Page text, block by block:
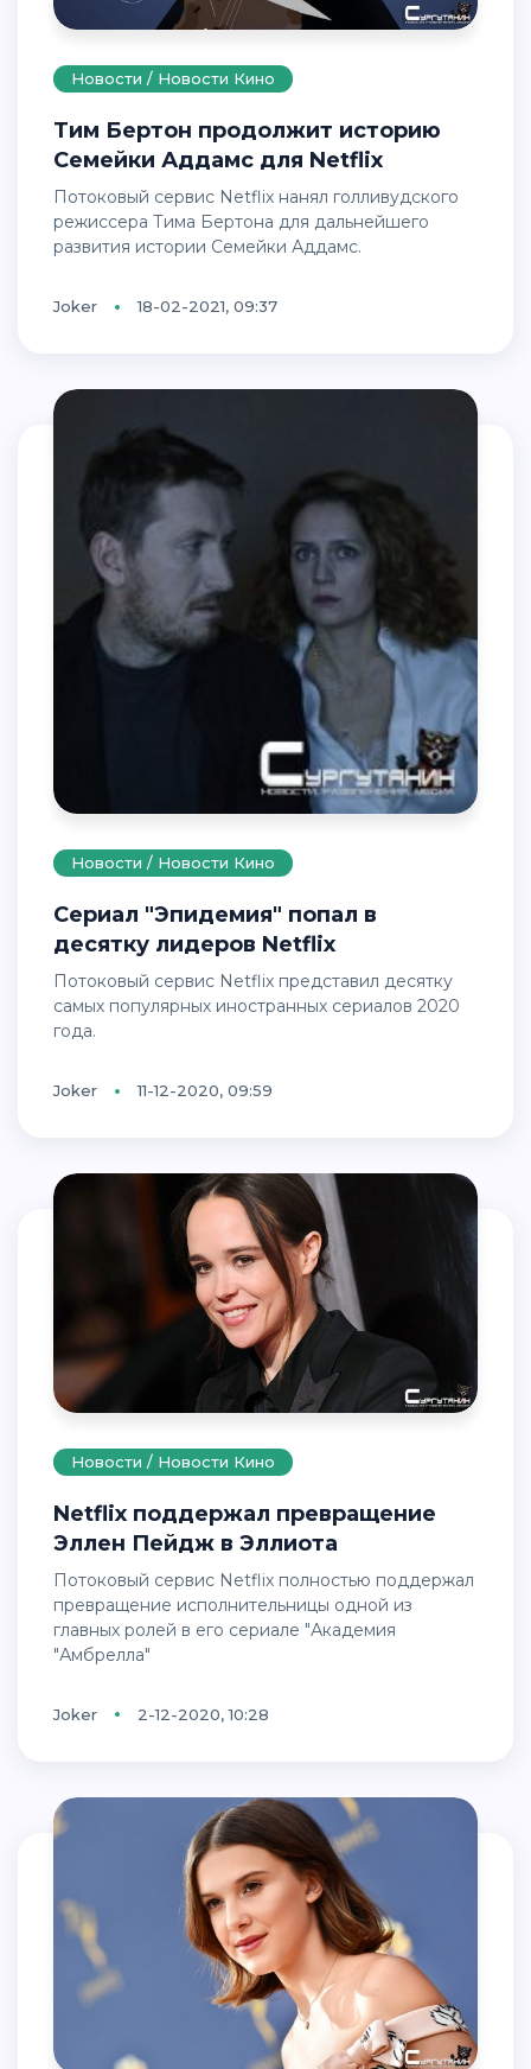
Новости / Новости Кино
Тим Бертон продолжит историю
Семейки Аддамс для Netflix
Потоковый сервис Netflix нанял голливудского
режиссера Тима Бертона для дальнейшего
развития истории Семейки Аддамс.
Joker 18-02-2021, 09:37
Новости / Новости Кино
Сериал "Эпидемия" попал в
десятку лидеров Netflix
Потоковый сервис Netflix представил десятку
самых популярных иностранных сериалов 2020
года.
Joker 11-12-2020, 09:59
Новости / Новости Кино
Netflix поддержал превращение
Эллен Пейдж в Эллиота
Потоковый сервис Netflix полностью поддержал
превращение исполнительницы одной из
главных ролей в его сериале "Академия
"Амбрелла"
Joker 2-12-2020, 10:28